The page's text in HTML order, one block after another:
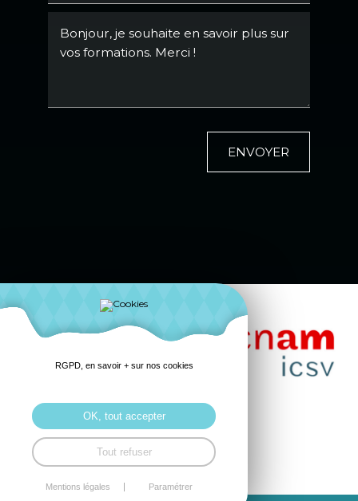
ENVOYER
RGPD, en savoir + sur nos cookies
OK, tout accepter
Tout refuser
Mentions légales Paramétrer